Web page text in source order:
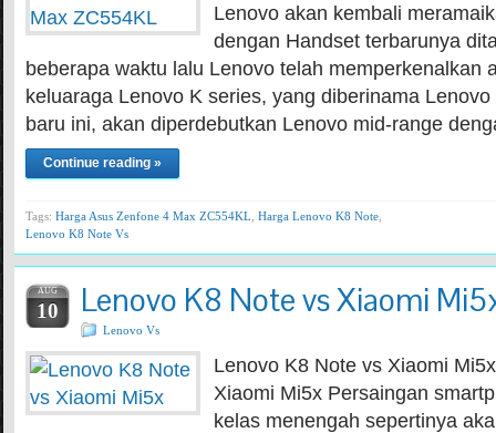
Lenovo akan kembali
dengan Handset terbarunya
beberapa waktu lalu Lenovo telah memperkenalkan
keluaraga Lenovo K series, yang diberinama
baru ini, akan diperdebutkan Lenovo mid-range
Continue reading »
Tags: Harga Asus Zenfone 4 Max ZC554KL Harga Lenovo K8 Note,
Lenovo K8 Note Vs
AUG
10 Lenovo K8 Note vs Xiaomi
Lenovo Vs
Lenovo K8 Note vs Xiaomi
Xiaomi Mi5x Persaingan
kelas menengah sepertinya